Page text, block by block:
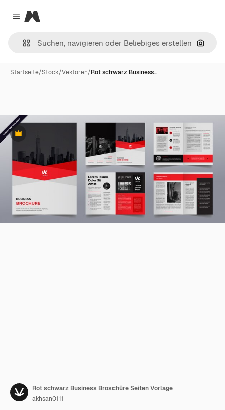
Close menu
Magnific
Nach
Startseite/Stock/Vektoren/Rot schwarz Business…
Premium
Rot schwarz Business Broschüre Seiten Vorlage
akhsan0111